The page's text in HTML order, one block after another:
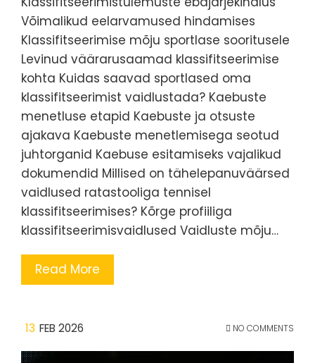
Võimalikud eelarvamused hindamises
Klassifitseerimise mõju sportlase sooritusele
Levinud väärarusaamad klassifitseerimise
kohta Kuidas saavad sportlased oma
klassifitseerimist vaidlustada? Kaebuste
menetluse etapid Kaebuste ja otsuste
ajakava Kaebuste menetlemisega seotud
juhtorganid Kaebuse esitamiseks vajalikud
dokumendid Millised on tähelepanuväärsed
vaidlused ratastooliga tennisel
klassifitseerimises? Kõrge profiiliga
klassifitseerimisvaidlused Vaidluste mõju…
Read More
13 FEB 2026 NO COMMENTS